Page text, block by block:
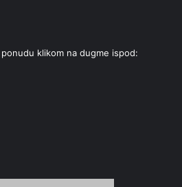
klikom na dugme ispod: